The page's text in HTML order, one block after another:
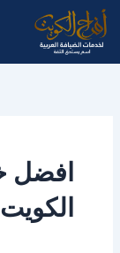
تخطي
إلى
المحتوى
افضل
الكويت